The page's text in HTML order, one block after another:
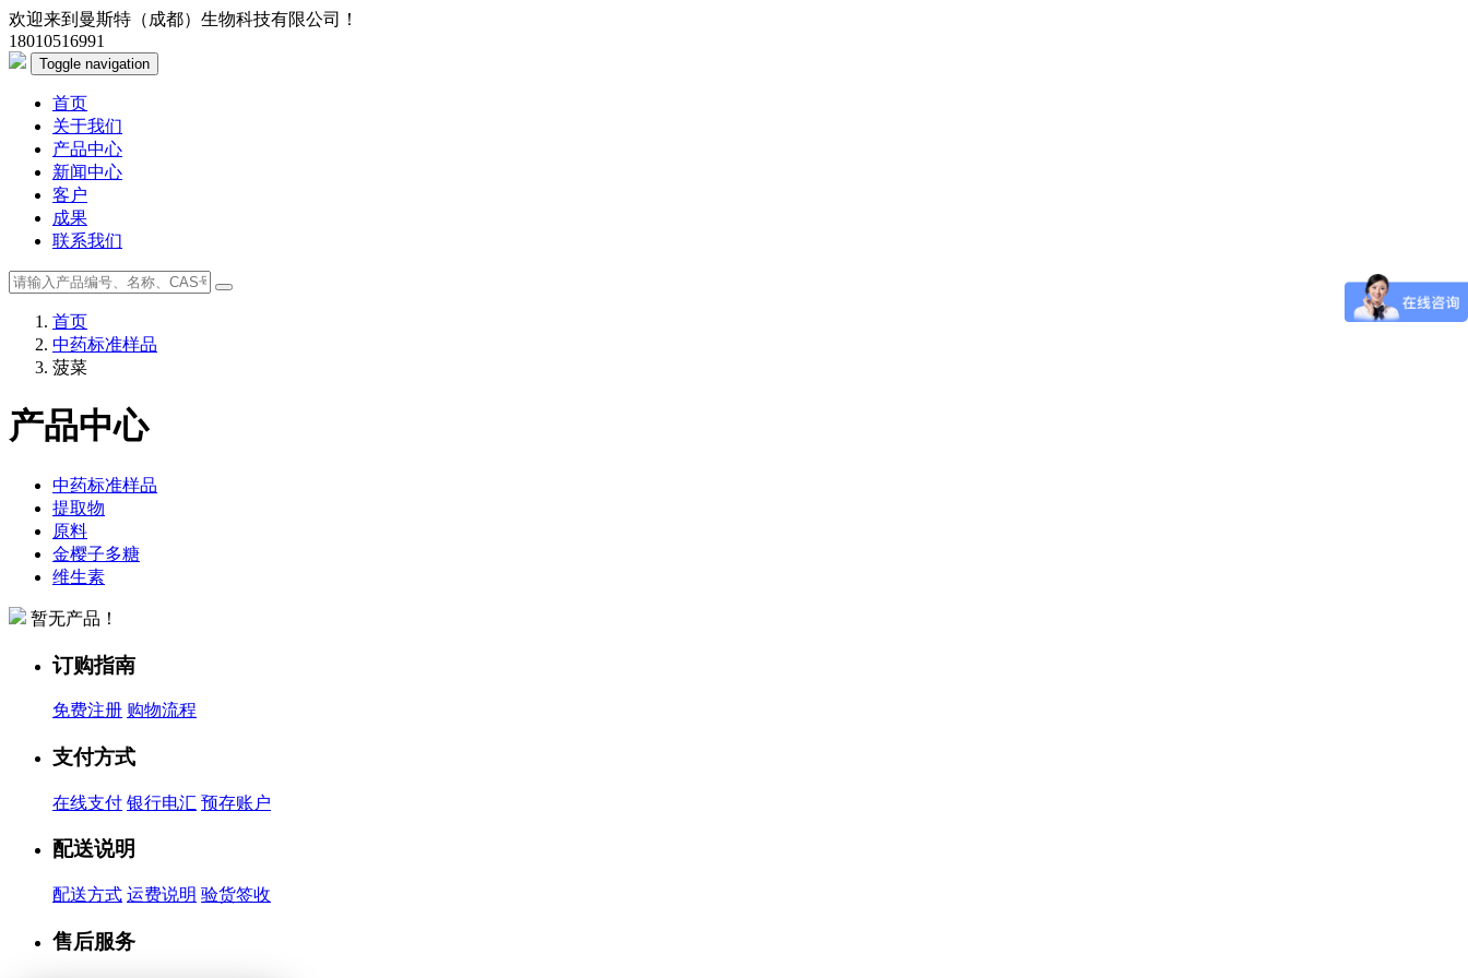
欢迎来到曼斯特（成都）生物科技有限公司！
18010516991
Toggle navigation
首页
关于我们
产品中心
新闻中心
客户
成果
联系我们
首页
中药标准样品
菠菜
产品中心
中药标准样品
提取物
原料
金樱子多糖
维生素
暂无产品！
订购指南
免费注册 购物流程
支付方式
在线支付 银行电汇 预存账户
配送说明
配送方式 运费说明 验货签收
售后服务